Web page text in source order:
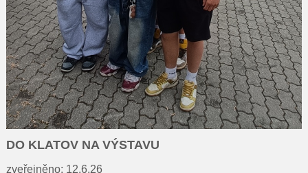
DO KLATOV NA VÝSTAVU
zveřejněno: 12.6.26